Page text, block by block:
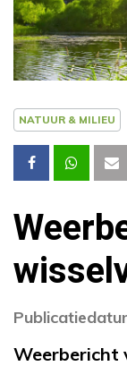
NATUUR & MILIEU
Weerbericht